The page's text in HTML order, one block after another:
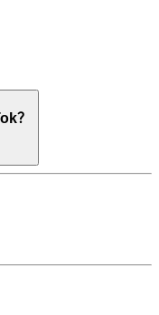
？